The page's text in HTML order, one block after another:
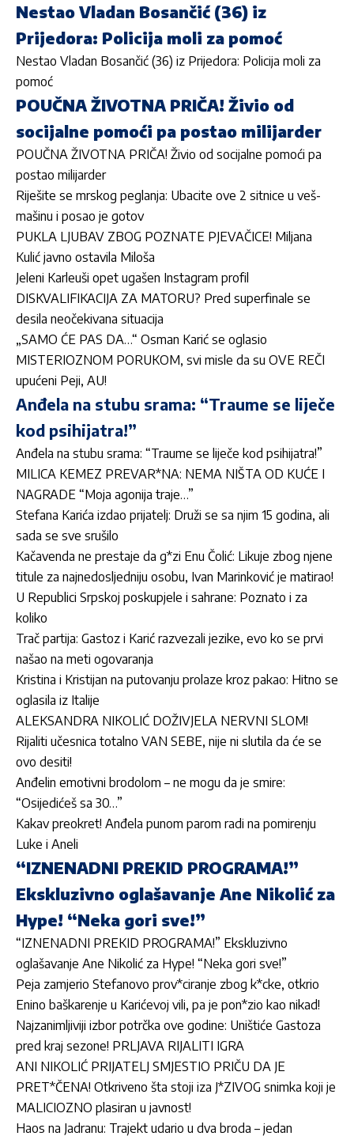
Nestao Vladan Bosančić (36) iz
Prijedora: Policija moli za pomoć
Nestao Vladan Bosančić (36) iz Prijedora: Policija moli za
pomoć
POUČNA ŽIVOTNA PRIČA! Živio od
socijalne pomoći pa postao milijarder
POUČNA ŽIVOTNA PRIČA! Živio od socijalne pomoći pa
postao milijarder
Riješite se mrskog peglanja: Ubacite ove 2 sitnice u veš-
mašinu i posao je gotov
PUKLA LJUBAV ZBOG POZNATE PJEVAČICE! Miljana
Kulić javno ostavila Miloša
Jeleni Karleuši opet ugašen Instagram profil
DISKVALIFIKACIJA ZA MATORU? Pred superfinale se
desila neočekivana situacija
„SAMO ĆE PAS DA…“ Osman Karić se oglasio
MISTERIOZNOM PORUKOM, svi misle da su OVE REČI
upućeni Peji, AU!
Anđela na stubu srama: “Traume se liječe
kod psihijatra!”
Anđela na stubu srama: “Traume se liječe kod psihijatra!”
MILICA KEMEZ PREVAR*NA: NEMA NIŠTA OD KUĆE I
NAGRADE “Moja agonija traje…”
Stefana Karića izdao prijatelj: Druži se sa njim 15 godina, ali
sada se sve srušilo
Kačavenda ne prestaje da g*zi Enu Čolić: Likuje zbog njene
titule za najnedosljedniju osobu, Ivan Marinković je matirao!
U Republici Srpskoj poskupjele i sahrane: Poznato i za
koliko
Trač partija: Gastoz i Karić razvezali jezike, evo ko se prvi
našao na meti ogovaranja
Kristina i Kristijan na putovanju prolaze kroz pakao: Hitno se
oglasila iz Italije
ALEKSANDRA NIKOLIĆ DOŽIVJELA NERVNI SLOM!
Rijaliti učesnica totalno VAN SEBE, nije ni slutila da će se
ovo desiti!
Anđelin emotivni brodolom – ne mogu da je smire:
“Osijedićeš sa 30…”
Kakav preokret! Anđela punom parom radi na pomirenju
Luke i Aneli
“IZNENADNI PREKID PROGRAMA!”
Ekskluzivno oglašavanje Ane Nikolić za
Hype! “Neka gori sve!”
“IZNENADNI PREKID PROGRAMA!” Ekskluzivno
oglašavanje Ane Nikolić za Hype! “Neka gori sve!”
Peja zamjerio Stefanovo prov*ciranje zbog k*cke, otkrio
Enino baškarenje u Karićevoj vili, pa je pon*zio kao nikad!
Najzanimljiviji izbor potrčka ove godine: Uništiće Gastoza
pred kraj sezone! PRLJAVA RIJALITI IGRA
ANI NIKOLIĆ PRIJATELJ SMJESTIO PRIČU DA JE
PRET*ČENA! Otkriveno šta stoji iza J*ZIVOG snimka koji je
MALICIOZNO plasiran u javnost!
Haos na Jadranu: Trajekt udario u dva broda – jedan